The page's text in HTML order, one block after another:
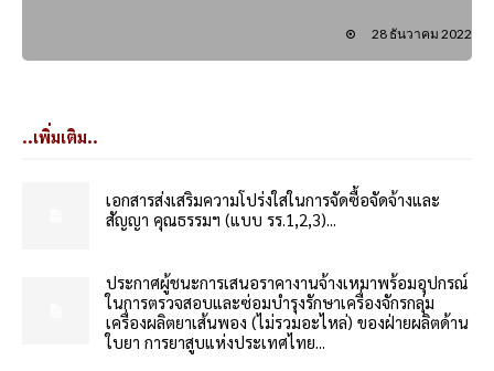
28 ธันวาคม 2022
..เพิ่มเติม..
เอกสารส่งเสริมความโปร่งใสในการจัดซื้อจัดจ้างและ
สัญญา คุณธรรมฯ (แบบ รร.1,2,3)...
ประกาศผู้ชนะการเสนอราคางานจ้างเหมาพร้อมอุปกรณ์
ในการตรวจสอบและซ่อมบำรุงรักษาเครื่องจักรกลุ่ม
เครื่องผลิตยาเส้นพอง (ไม่รวมอะไหล่) ของฝ่ายผลิตด้าน
ใบยา การยาสูบแห่งประเทศไทย...